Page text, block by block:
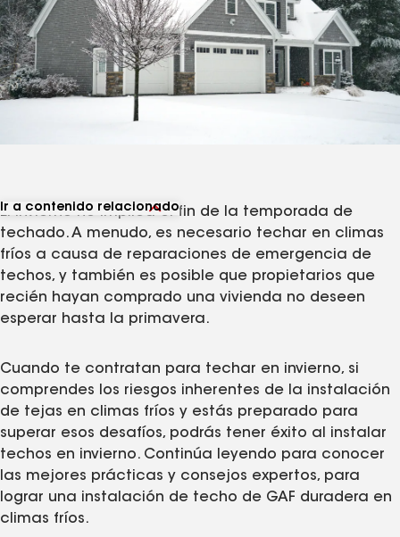
Ir a contenido relacionado
Ver productos relacionados
Ver artículos relacionados
El invierno no implica el fin de la temporada de
techado. A menudo, es necesario techar en climas
fríos a causa de reparaciones de emergencia de
techos, y también es posible que propietarios que
recién hayan comprado una vivienda no deseen
esperar hasta la primavera.
Cuando te contratan para techar en invierno, si
comprendes los riesgos inherentes de la instalación
de tejas en climas fríos y estás preparado para
superar esos desafíos, podrás tener éxito al instalar
techos en invierno. Continúa leyendo para conocer
las mejores prácticas y consejos expertos, para
lograr una instalación de techo de GAF duradera en
climas fríos.